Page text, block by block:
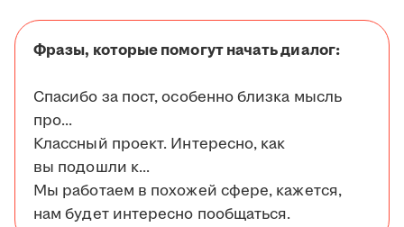
Фразы, которые помогут начать диалог:
Спасибо за пост, особенно близка мысль
про...
Классный проект. Интересно, как
вы подошли к...
Мы работаем в похожей сфере, кажется,
нам будет интересно пообщаться.